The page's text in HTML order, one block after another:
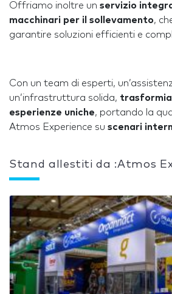
Offriamo inoltre un servizio
macchinari per il sollevamento,
garantire soluzioni efficienti e
Con un team di esperti,
un’infrastruttura solida,
esperienze uniche, portando la
Atmos Experience su scenari
Stand allestiti da :Atmos